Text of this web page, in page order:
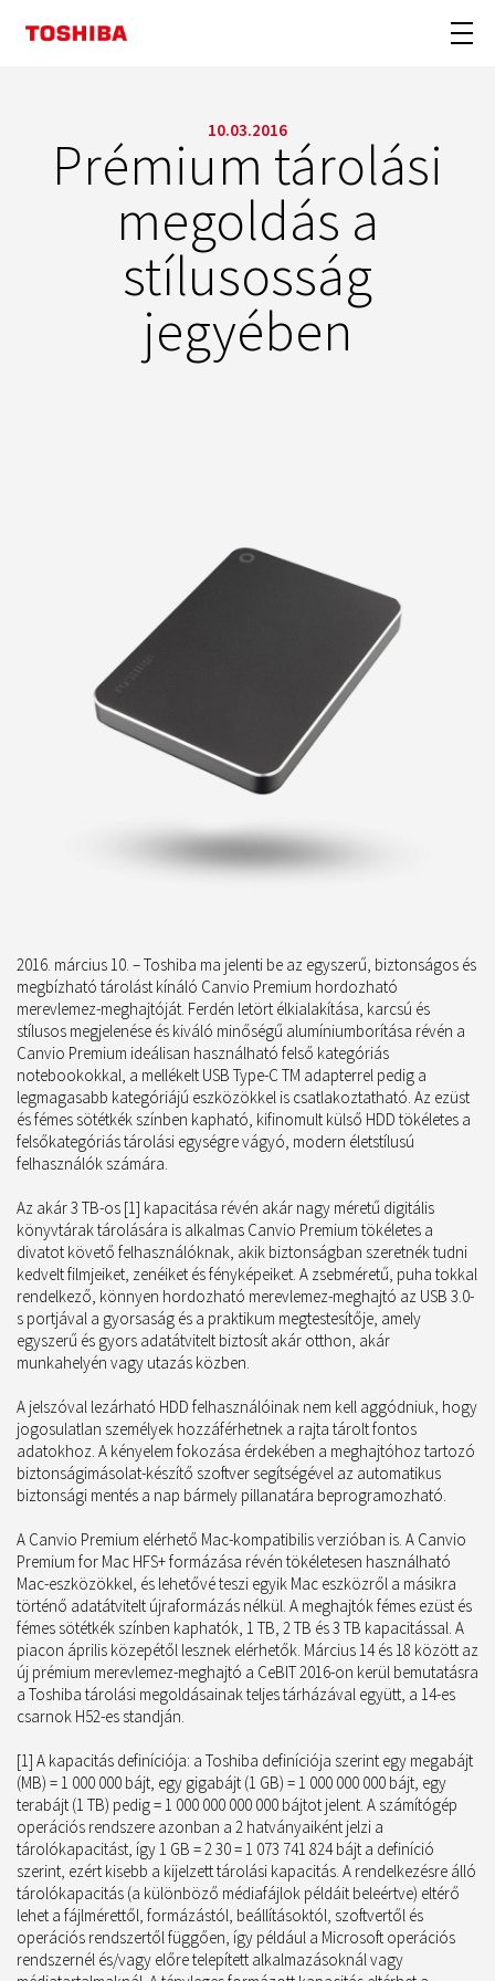
10.03.2016
Prémium tárolási
megoldás a
stílusosság
jegyében
2016. március 10. – Toshiba ma jelenti be az egyszerű, biztonságos és
megbízható tárolást kínáló Canvio Premium hordozható
merevlemez-meghajtóját. Ferdén letört élkialakítása, karcsú és
stílusos megjelenése és kiváló minőségű alumíniumborítása révén a
Canvio Premium ideálisan használható felső kategóriás
notebookokkal, a mellékelt USB Type-C TM adapterrel pedig a
legmagasabb kategóriájú eszközökkel is csatlakoztatható. Az ezüst
és fémes sötétkék színben kapható, kifinomult külső HDD tökéletes a
felsőkategóriás tárolási egységre vágyó, modern életstílusú
felhasználók számára.
Az akár 3 TB-os [1] kapacitása révén akár nagy méretű digitális
könyvtárak tárolására is alkalmas Canvio Premium tökéletes a
divatot követő felhasználóknak, akik biztonságban szeretnék tudni
kedvelt filmjeiket, zenéiket és fényképeiket. A zsebméretű, puha tokkal
rendelkező, könnyen hordozható merevlemez-meghajtó az USB 3.0-
s portjával a gyorsaság és a praktikum megtestesítője, amely
egyszerű és gyors adatátvitelt biztosít akár otthon, akár
munkahelyén vagy utazás közben.
A jelszóval lezárható HDD felhasználóinak nem kell aggódniuk, hogy
jogosulatlan személyek hozzáférhetnek a rajta tárolt fontos
adatokhoz. A kényelem fokozása érdekében a meghajtóhoz tartozó
biztonságimásolat-készítő szoftver segítségével az automatikus
biztonsági mentés a nap bármely pillanatára beprogramozható.
A Canvio Premium elérhető Mac-kompatibilis verzióban is. A Canvio
Premium for Mac HFS+ formázása révén tökéletesen használható
Mac-eszközökkel, és lehetővé teszi egyik Mac eszközről a másikra
történő adatátvitelt újraformázás nélkül. A meghajtók fémes ezüst és
fémes sötétkék színben kaphatók, 1 TB, 2 TB és 3 TB kapacitással. A
piacon április közepétől lesznek elérhetők. Március 14 és 18 között az
új prémium merevlemez-meghajtó a CeBIT 2016-on kerül bemutatásra
a Toshiba tárolási megoldásainak teljes tárházával együtt, a 14-es
csarnok H52-es standján.
[1] A kapacitás definíciója: a Toshiba definíciója szerint egy megabájt
(MB) = 1 000 000 bájt, egy gigabájt (1 GB) = 1 000 000 000 bájt, egy
terabájt (1 TB) pedig = 1 000 000 000 000 bájtot jelent. A számítógép
operációs rendszere azonban a 2 hatványaiként jelzi a
tárolókapacitást, így 1 GB = 2 30 = 1 073 741 824 bájt a definíció
szerint, ezért kisebb a kijelzett tárolási kapacitás. A rendelkezésre álló
tárolókapacitás (a különböző médiafájlok példáit beleértve) eltérő
lehet a fájlmérettől, formázástól, beállításoktól, szoftvertől és
operációs rendszertől függően, így például a Microsoft operációs
rendszernél és/vagy előre telepített alkalmazásoknál vagy